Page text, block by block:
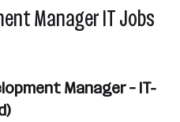
Manager ITJobs
IT
Manager – IT-